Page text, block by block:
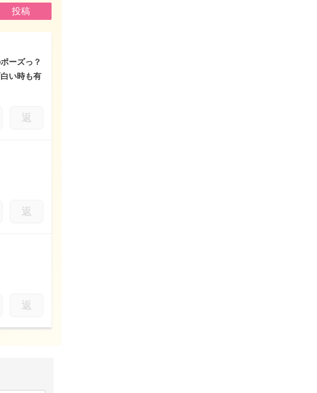
ーズっ？
い時も有
返
返
返